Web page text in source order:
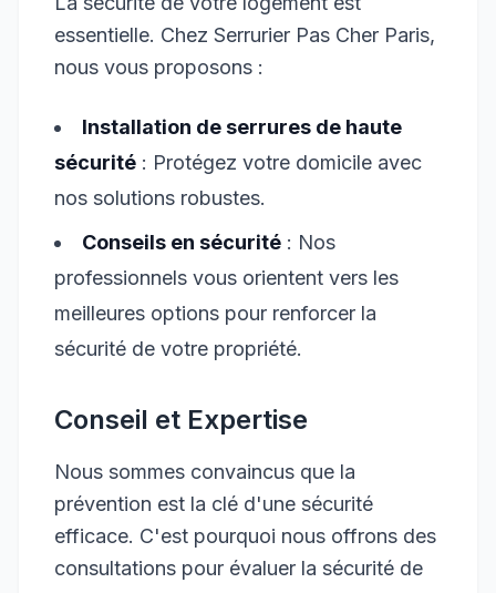
essentielle. Chez Serrurier Pas Cher Paris,
nous vous proposons :
Installation de serrures de haute
sécurité : Protégez votre domicile avec
nos solutions robustes.
Conseils en sécurité : Nos
professionnels vous orientent vers les
meilleures options pour renforcer la
sécurité de votre propriété.
Conseil et Expertise
Nous sommes convaincus que la
prévention est la clé d'une sécurité
efficace. C'est pourquoi nous offrons des
consultations pour évaluer la sécurité de